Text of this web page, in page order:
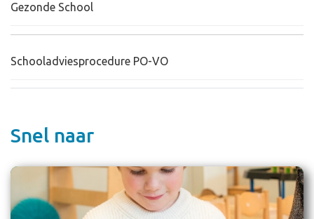
Gezonde School
Schooladviesprocedure PO-VO
Snel naar